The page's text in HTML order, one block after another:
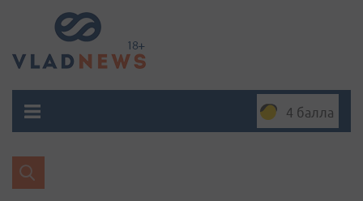
4 балла